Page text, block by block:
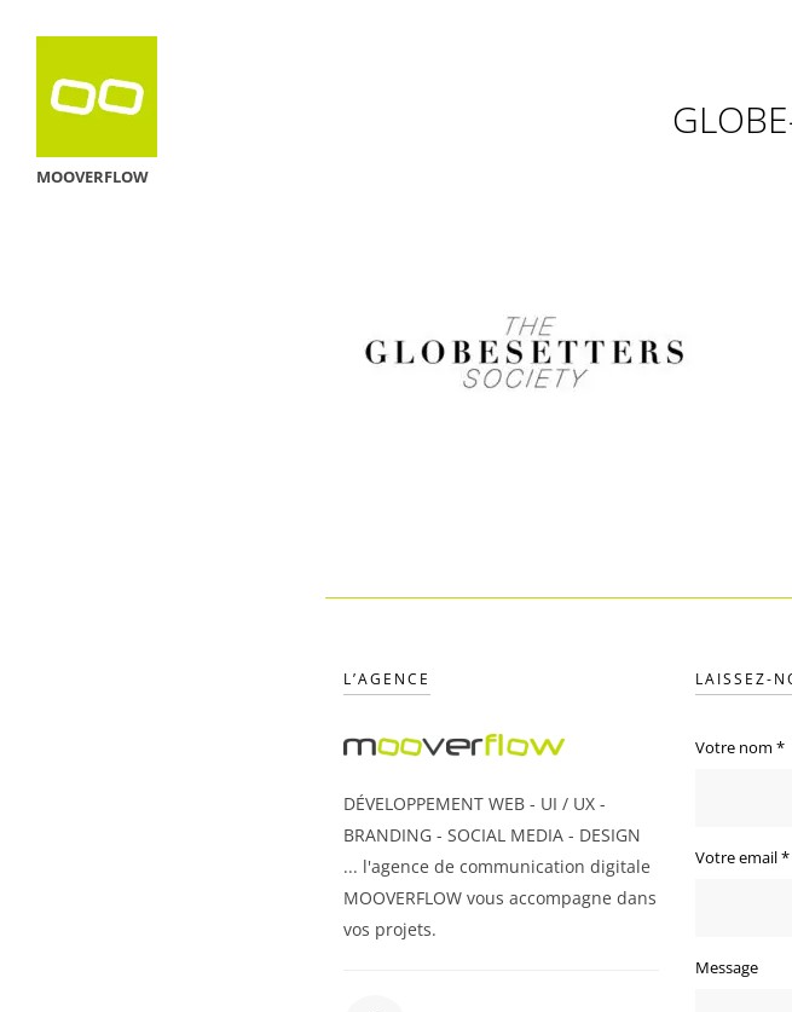
MOOVERFLOW
L’AGENCE
DÉVELOPPEMENT WEB - UI / UX -
BRANDING - SOCIAL MEDIA - DESIGN
... l'agence de communication digitale
MOOVERFLOW vous accompagne dans
vos projets.
LAISSEZ-
Votre nom *
Votre email*
Message